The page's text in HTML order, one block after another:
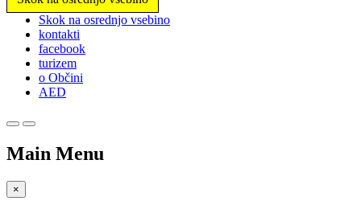
Prosimo,
upoštevajte:
spletno
mesto
vključuje
sistem
Pritisnite
F11,
prilagodite
spletno
Skok na osrednjo vsebino
kontakti
facebook
turizem
o Občini
AED
Main Menu
×